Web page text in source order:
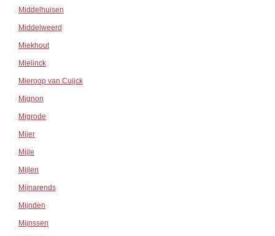
Middelhuisen
Middelweerd
Miekhout
Mielinck
Mieroop van Cuijck
Mignon
Migrode
Mijer
Mijle
Mijlen
Mijnarends
Mijnden
Mijnssen